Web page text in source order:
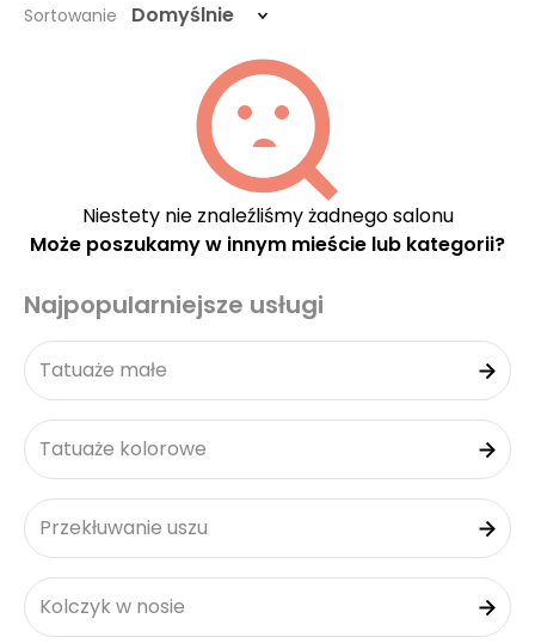
Sortowanie Domyślnie
Niestety nie znaleźliśmy żadnego salonu
Może poszukamy w innym mieście lub kategorii?
Najpopularniejsze usługi
Tatuaże małe
Tatuaże kolorowe
Przekłuwanie uszu
Kolczyk w nosie